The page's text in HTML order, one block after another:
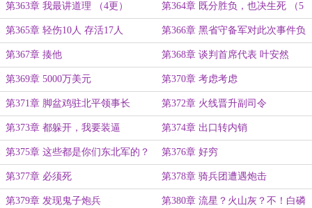
第363章 我最讲道理 （4更） 第364章 既分胜负，也决生死 （5
更）
第365章 轻伤10人 存活17人 第366章 黑省守备军对此次事件负
责
第367章 揍他 第368章 谈判首席代表 叶安然
第369章 5000万美元 第370章 考虑考虑
第371章 脚盆鸡驻北平领事长 第372章 火线晋升副司令
第373章 都躲开，我要装逼 第374章 出口转内销
第375章 这些都是你们东北军的？ 第376章 好穷
第377章 必须死 第378章 骑兵团遭遇炮击
第379章 发现鬼子炮兵 第380章 流星？火山灰？不！白磷